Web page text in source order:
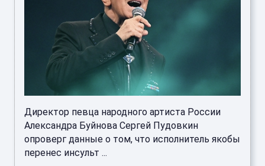
Директор певца народного артиста России
Александра Буйнова Сергей Пудовкин
опроверг данные о том, что исполнитель якобы
перенес инсульт ...